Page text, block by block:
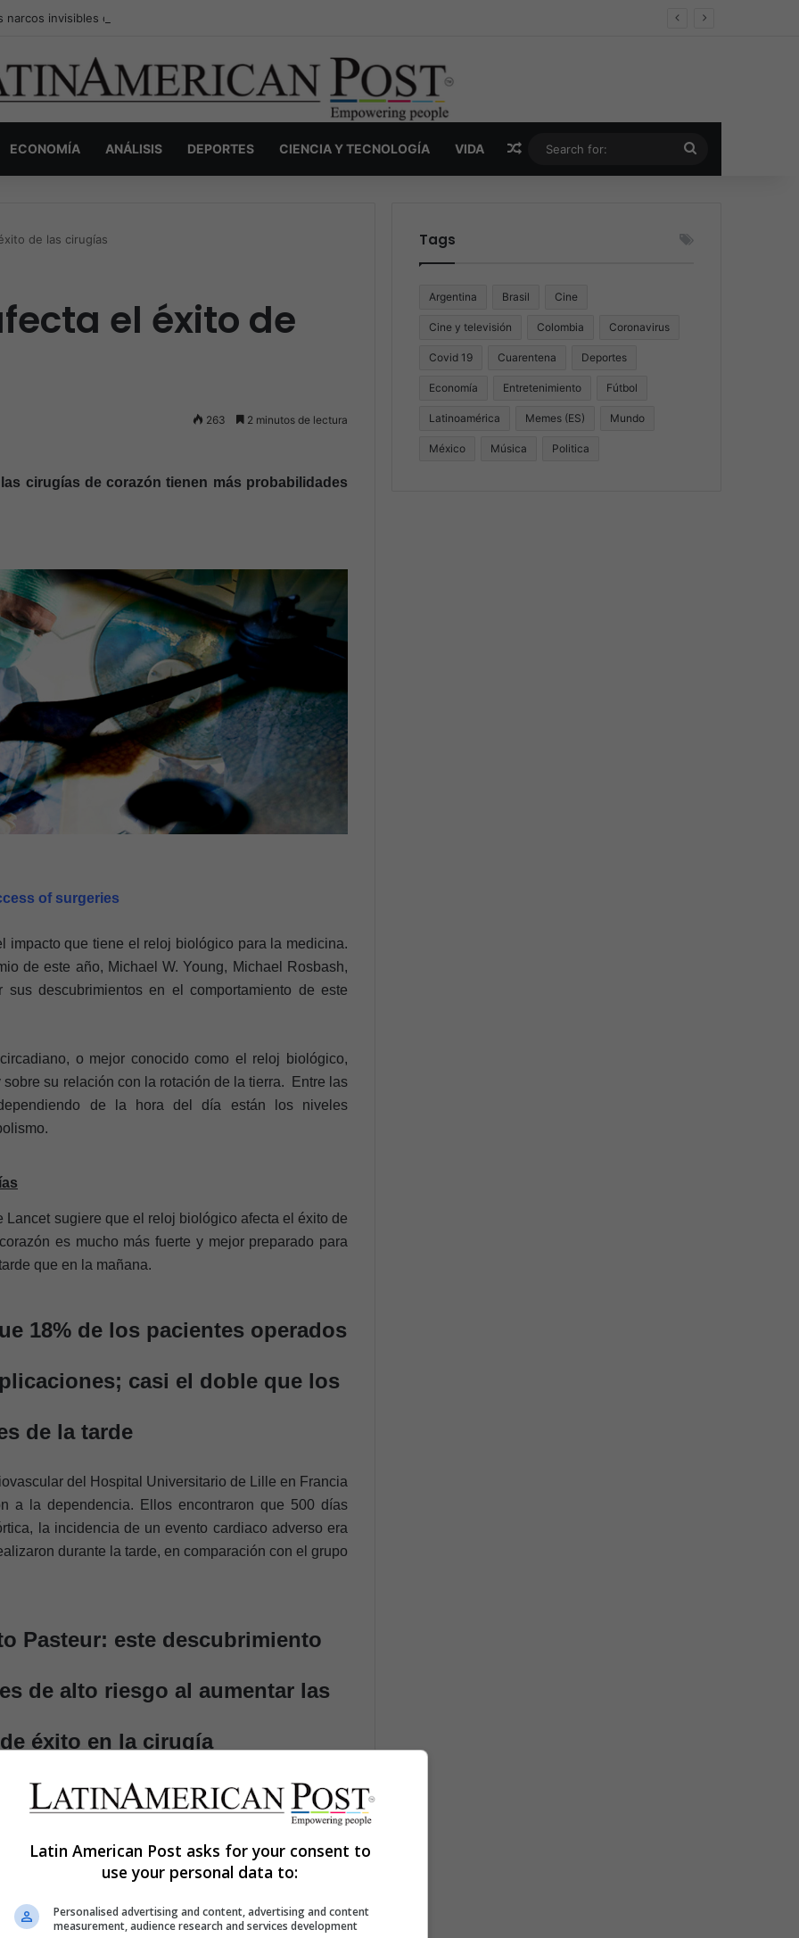
narcos invisibles de Colombia: la guerra secreta por la verdad, el poder y la nueva economía de la droga
ECONOMÍA ANÁLISIS DEPORTES CIENCIA Y TECNOLOGÍA VIDA Random Article
for:
de las cirugías
el éxito de
263 2 minutos de lectura
cirugías de corazón tienen más probabilidades
of surgeries
impacto que tiene el reloj biológico para la medicina.
de este año, Michael W. Young, Michael Rosbash,
descubrimientos en el comportamiento de este
o mejor conocido como el reloj biológico,
su relación con la rotación de la tierra. Entre las
de la hora del día están los niveles
sugiere que el reloj biológico afecta el éxito de
es mucho más fuerte y mejor preparado para
que en la mañana.
18% de los pacientes operados
casi el doble que los
de la tarde
del Hospital Universitario de Lille en Francia
a la dependencia. Ellos encontraron que 500 días
la incidencia de un evento cardiaco adverso era
durante la tarde, en comparación con el grupo
Pasteur: este descubrimiento
de alto riesgo al aumentar las
éxito en la cirugía
emocional o el cansancio que puedan tener los
del corazón dependiendo de la hora. El grupo
los pacientes latían más y con más fuerza en las
deben detener el corazón del paciente para
hacia este órgano. Esto coloca al corazón bajo
Tags
Argentina Brasil Cine
Cine y televisión Colombia Coronavirus
Covid 19 Cuarentena Deportes
Economía Entretenimiento Fútbol
Latinoamérica Memes (ES) Mundo
México Música Politica
Latin American Post asks for your consent to
use your personal data to:
Personalised advertising and content, advertising and content
measurement, audience research and services development